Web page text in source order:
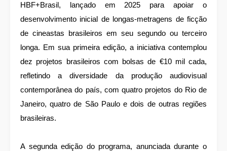
HBF+Brasil, lançado em 2025 para apoiar o
desenvolvimento inicial de longas-metragens de ficção
de cineastas brasileiros em seu segundo ou terceiro
longa. Em sua primeira edição, a iniciativa contemplou
dez projetos brasileiros com bolsas de €10 mil cada,
refletindo a diversidade da produção audiovisual
contemporânea do país, com quatro projetos do Rio de
Janeiro, quatro de São Paulo e dois de outras regiões
brasileiras.
A segunda edição do programa, anunciada durante o